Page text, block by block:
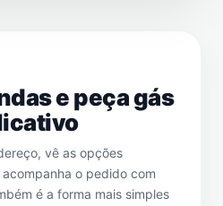
e peça gás
vê as opções
o pedido com
é a forma mais simples